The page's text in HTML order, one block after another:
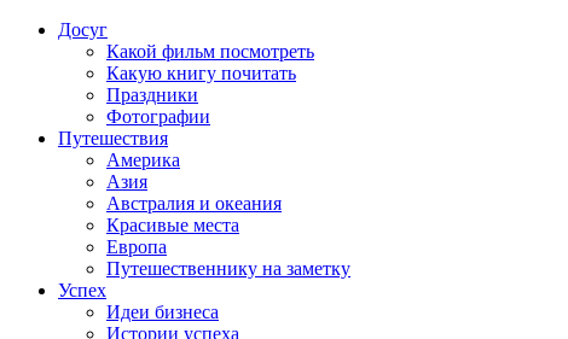
Досуг
Какой фильм посмотреть
Какую книгу почитать
Праздники
Фотографии
Путешествия
Америка
Азия
Австралия и океания
Красивые места
Европа
Путешественнику на заметку
Успех
Идеи бизнеса
Истории успеха